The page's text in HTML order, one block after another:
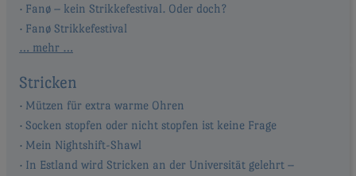
Fanø – kein Strikkefestival. Oder doch?
Fanø Strikkefestival
… mehr …
Stricken
Mützen für extra warme Ohren
Socken stopfen oder nicht stopfen ist keine Frage
Mein Nightshift-Shawl
In Estland wird Stricken an der Universität gelehrt –